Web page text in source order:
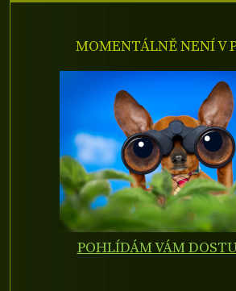
MOMENTÁLNĚ NENÍ V
POHLÍDÁM VÁM